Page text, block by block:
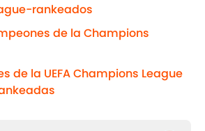
rankeados
de la Champions
de la UEFA Champions League